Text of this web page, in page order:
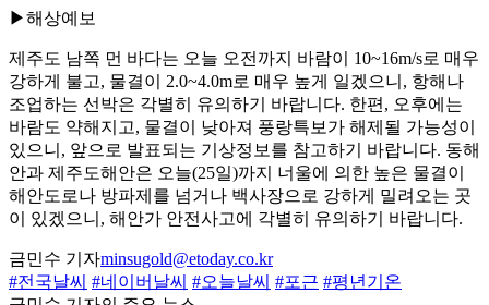
▶해상예보
제주도 남쪽 먼 바다는 오늘 오전까지 바람이 10~16m/s로 매우
강하게 불고, 물결이 2.0~4.0m로 매우 높게 일겠으니, 항해나
조업하는 선박은 각별히 유의하기 바랍니다. 한편, 오후에는
바람도 약해지고, 물결이 낮아져 풍랑특보가 해제될 가능성이
있으니, 앞으로 발표되는 기상정보를 참고하기 바랍니다. 동해
안과 제주도해안은 오늘(25일)까지 너울에 의한 높은 물결이
해안도로나 방파제를 넘거나 백사장으로 강하게 밀려오는 곳
이 있겠으니, 해안가 안전사고에 각별히 유의하기 바랍니다.
금민수 기자minsugold@etoday.co.kr
#전국날씨 #네이버날씨 #오늘날씨 #포근 #평년기온